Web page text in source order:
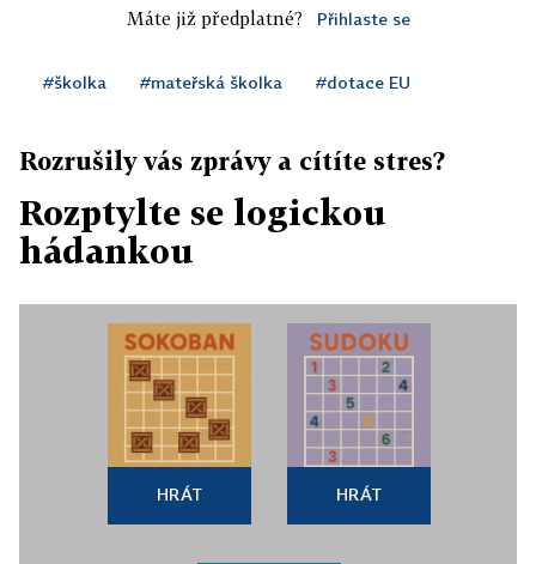
Máte již předplatné? Přihlaste se
#školka #mateřská školka #dotace EU
Rozrušily vás zprávy a cítíte stres?
Rozptylte se logickou
hádankou
HRÁT HRÁT